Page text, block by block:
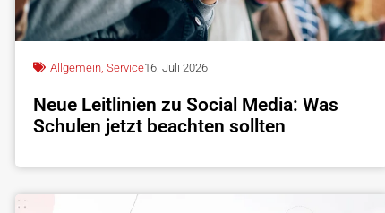
Allgemein Service16. Juli 2026
Neue Leitlinien zu Social Media: Was
Schulen jetzt beachten sollten